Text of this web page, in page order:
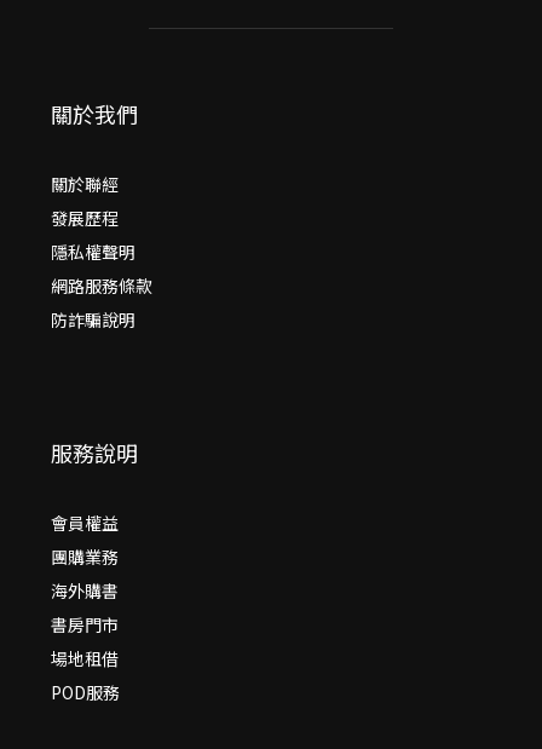
關於我們
關於聯經
發展歷程
隱私權聲明
網路服務條款
防詐騙說明
服務說明
會員權益
團購業務
海外購書
書房門市
場地租借
POD服務